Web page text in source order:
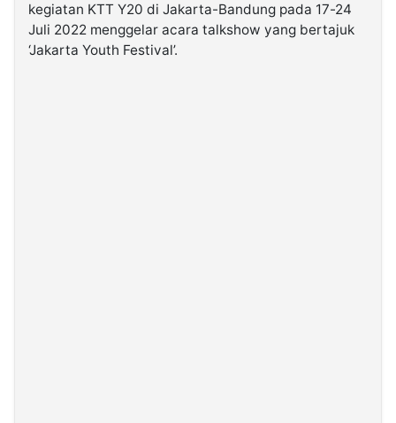
Kabarbaru.co
2026
kegiatan KTT Y20 di Jakarta-Bandung pada 17-24
Juli 2022 menggelar acara talkshow yang bertajuk
‘Jakarta Youth Festival’.